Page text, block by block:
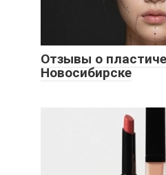
Отзывы о
Новосибирске